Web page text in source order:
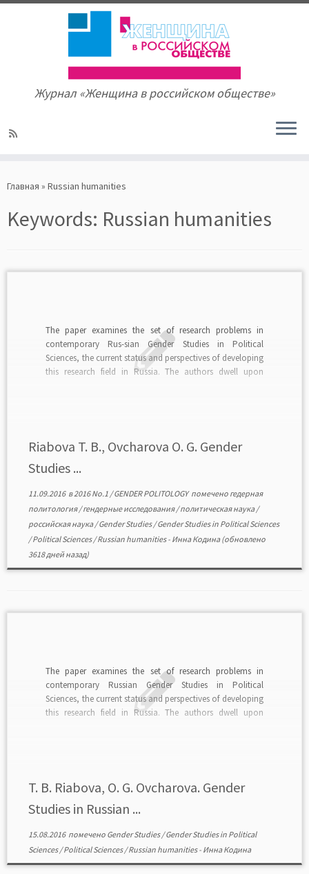
to
Журнал «Женщина в российском обществе»
Главная » Russian humanities
Keywords: Russian humanities
The paper examines the set of research problems in
contemporary Rus-sian Gender Studies in Political
Sciences, the current status and perspectives of developing
this research field in Russia. The authors dwell upon
Riabova T. B., Ovcharova O. G. Gender
Studies ...
11.09.2016в2016 No.1 /GENDER POLITOLOGYпомечено гедерная
политология/гендерные исследования/политическая наука/
российская наука/Gender Studies/Gender Studies in Political Sciences
/Political Sciences/Russian humanities- Инна Кодина(обновлено
3618 дней назад)
The paper examines the set of research problems in
contemporary Russian Gender Studies in Political
Sciences, the current status and perspectives of developing
this research field in Russia. The authors dwell upon
T. B. Riabova, O. G. Ovcharova. Gender
Studies in Russian ...
15.08.2016помечено Gender Studies/Gender Studies in Political
Sciences/Political Sciences/Russian humanities- Инна Кодина